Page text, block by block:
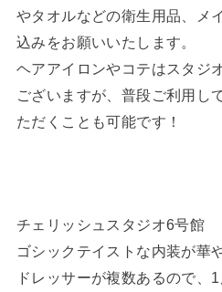
やタオルなどの衛生用品、メ
込みをお願いいたします。
ヘアアイロンやコテはスタジ
ございますが、普段ご利用し
ただくことも可能です！
チェリッシュスタジオ6号館
ゴシックテイストな内装が華
ドレッサーが複数あるので、